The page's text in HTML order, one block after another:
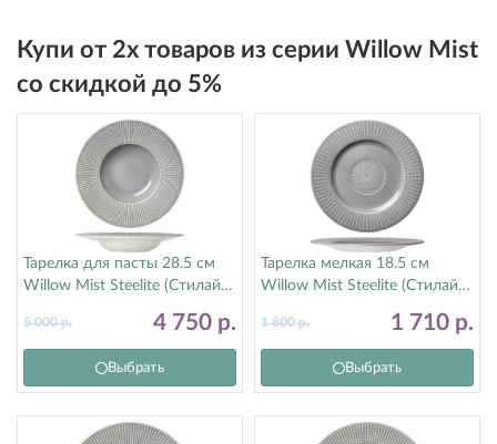
Купи от 2х товаров из серии Willow Mist
со скидкой до 5%
Тарелка для пасты 28.5 см
Willow Mist Steelite (Стилайт)
4 750 р.
5 000р.
Выбрать
Тарелка мелкая 18.5 см
Willow Mist Steelite (Стилайт)
1 710 р.
1 800р.
Выбрать